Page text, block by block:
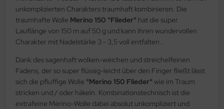
unkomplizierten Charakters traumhaft kombinieren. Die
traumhafte Wolle Merino 150 "Flieder" hat die super
Lauflänge von 150 m auf 50 g und kann ihren wundervollen
Charakter mit Nadelstärke 3 - 3,5 voll entfalten..
Dank des sagenhaft wolken-weichen und streichelfeinen
Fadens, der so super flüssig-leicht über den Finger fließt lässt
sich die pfluffige Wolle "Merino 150 Flieder" wie im Traum
stricken und / oder häkeln. Kombinationstechnisch ist die
extrafeine Merino-Wolle dabei absolut unkompliziert und